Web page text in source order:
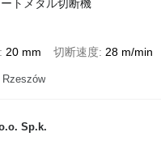
トメタル切断機
20 mm 切断速度 28 m/min
Sp.k.